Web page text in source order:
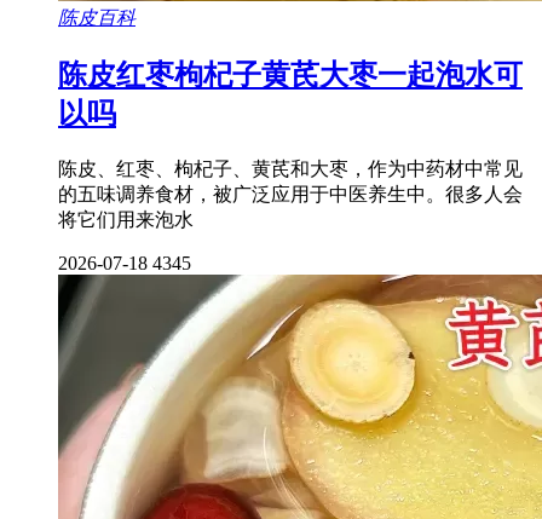
陈皮百科
陈皮红枣枸杞子黄芪大枣一起泡水可
以吗
陈皮、红枣、枸杞子、黄芪和大枣，作为中药材中常见
的五味调养食材，被广泛应用于中医养生中。很多人会
将它们用来泡水
2026-07-18 4345